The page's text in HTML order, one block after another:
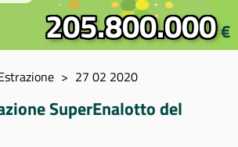
205.800.000€
27 02 2020
SuperEnalotto del